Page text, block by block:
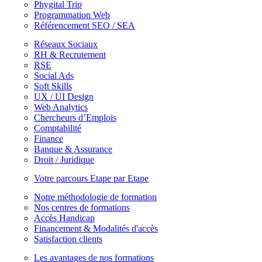
Phygital Trip
Programmation Web
Référencement SEO / SEA
Réseaux Sociaux
RH & Recrutement
RSE
Social Ads
Soft Skills
UX / UI Design
Web Analytics
Chercheurs d’Emplois
Comptabilité
Finance
Banque & Assurance
Droit / Juridique
Votre parcours Etape par Etape
Notre méthodologie de formation
Nos centres de formations
Accès Handicap
Financement & Modalités d'accès
Satisfaction clients
Les avantages de nos formations